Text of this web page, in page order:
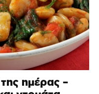
ημέρας –